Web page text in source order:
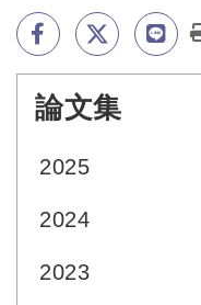
論文集
2025
2024
2023